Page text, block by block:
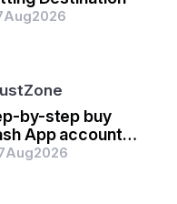
।।
Aug2026
by-step buy
App account
or business
Aug2026